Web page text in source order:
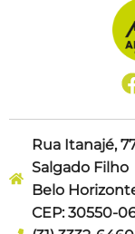
Rua Itanajé,
Salgado Filho
Belo
CEP: 30550-